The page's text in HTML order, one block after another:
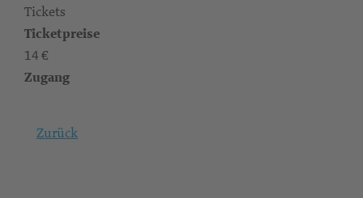
Tickets
Ticketpreise
14 €
Zugang
Zurück